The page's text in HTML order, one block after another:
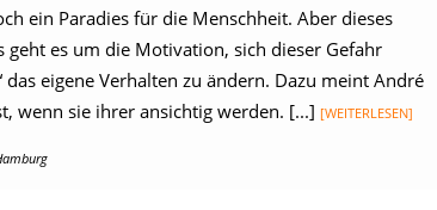
ein Paradies für die Menschheit. Aber dieses
geht es um die Motivation, sich dieser Gefahr
eigene Verhalten zu ändern. Dazu meint André
wenn sie ihrer ansichtig werden. [...] [WEITERLESEN]